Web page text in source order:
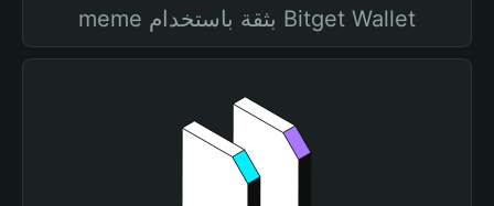
meme بثقة باستخدام Bitget Wallet